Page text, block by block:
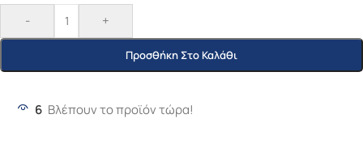
- +
Προσθήκη Στο Καλάθι
6 Βλέπουν το προϊόν τώρα!